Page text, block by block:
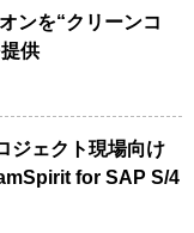
ンを“クリーンコ
供
ジェクト現場向け
for SAP S/4